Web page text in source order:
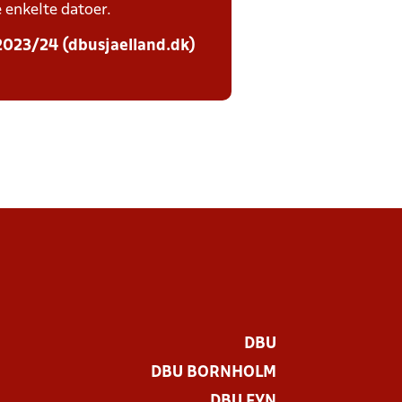
datoer.
24 (dbusjaelland.dk)
DBU
DBU BORNHOLM